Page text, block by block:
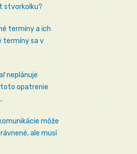
stvorkolku?
termíny a ich
termíny sa v
neplánuje
opatrenie
môže
ale musí